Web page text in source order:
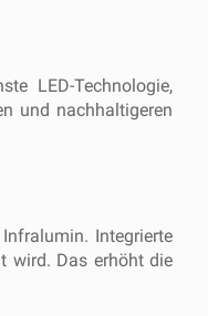
LED-Technologie,
und nachhaltigeren
Integrierte
wird. Das erhöht die